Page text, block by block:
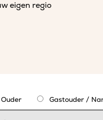
eigen regio
Ouder Gastouder /